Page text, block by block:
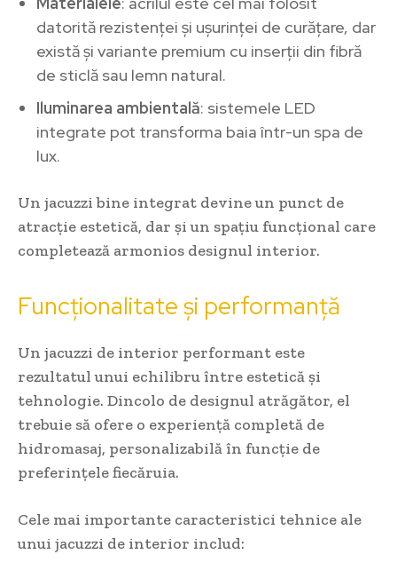
datorită rezistenței și ușurinței de curățare, dar
există și variante premium cu inserții din fibră
de sticlă sau lemn natural.
Iluminarea ambientală: sistemele LED
integrate pot transforma baia într-un spa de
lux.
Un jacuzzi bine integrat devine un punct de
atracție estetică, dar și un spațiu funcțional care
completează armonios designul interior.
Funcționalitate și performanță
Un jacuzzi de interior performant este
rezultatul unui echilibru între estetică și
tehnologie. Dincolo de designul atrăgător, el
trebuie să ofere o experiență completă de
hidromasaj, personalizabilă în funcție de
preferințele fiecăruia.
Cele mai importante caracteristici tehnice ale
unui jacuzzi de interior includ: